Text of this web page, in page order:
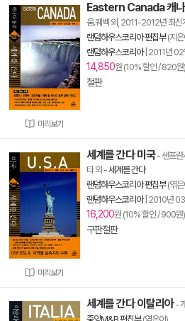
미리보기
Eastern Canada 캐나
움.퀘벡 외, 2011-2012년 최신
랜덤하우스코리아 편집부(지은
랜덤하우스코리아| 2011년 02
14,850원 (10% 할인 / 820원)
절판
미리보기
세계를 간다 미국- 샌프란
타 외 -세계를 간다
랜덤하우스코리아 편집부(엮은
랜덤하우스코리아| 2010년
16,200원 (10% 할인 / 900원)
구판절판
세계를 간다 이탈리아-